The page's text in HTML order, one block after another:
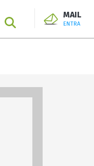
SEARCH
MAIL
ENTRA